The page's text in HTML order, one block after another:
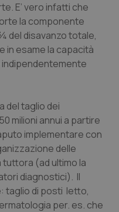
E’ vero infatti che
la componente
del disavanzo totale,
in esame la capacità
del taglio dei
milioni annui a partire
implementare con
delle
(ad ultimo la
diagnostici). Il
taglio di posti letto,
per. es. che